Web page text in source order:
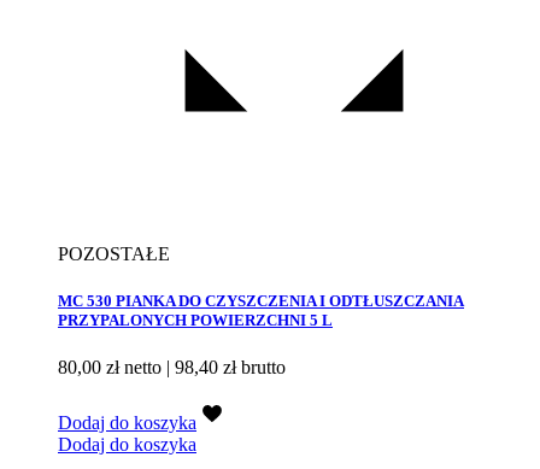
POZOSTAŁE
MC 530 PIANKA DO CZYSZCZENIA I ODTŁUSZCZANIA
PRZYPALONYCH POWIERZCHNI 5 L
80,00 złnetto | 98,40 złbrutto
Dodaj do koszyka
Dodaj do koszyka